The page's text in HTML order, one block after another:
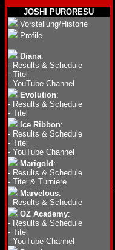
JOSHI PURORESU
Vorstellung/Historie
Profile
Diana:
- Results & Schedule
- Titel
- YouTube Channel
Evolution:
- Results & Schedule
- Titel
Ice Ribbon:
- Results & Schedule
- Titel
- YouTube Channel
Marigold :
- Results & Schedule
- Titel & Turniere
Marvelous:
- Results & Schedule
OZ Academy:
- Results & Schedule
- Titel
- YouTube Channel